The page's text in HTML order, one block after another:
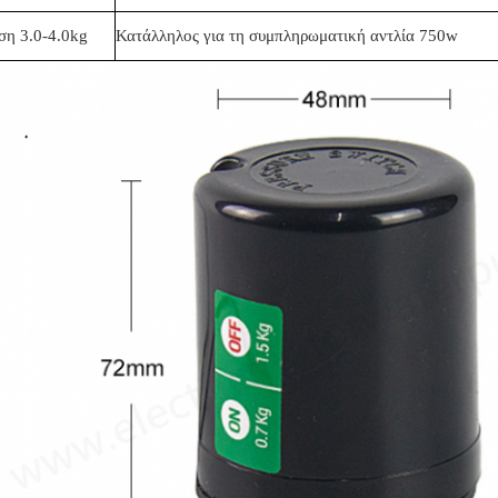
3.0-4.0kg Κατάλληλος για τη συμπληρωματική αντλία 750w